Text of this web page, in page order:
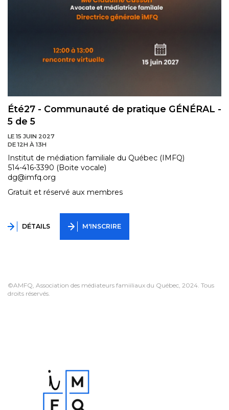
Été27 - Communauté de pratique GÉNÉRAL -
5 de 5
LE 15 JUIN 2027
DE 12H À 13H
Institut de médiation familiale du Québec (IMFQ)
514-416-3390 (Boite vocale)
dg@imfq.org
Gratuit et réservé aux membres
DÉTAILS M'INSCRIRE
©AMFQ, Association des médiateurs famiiliaux du Québec, 2024. Tous
droits réservés.